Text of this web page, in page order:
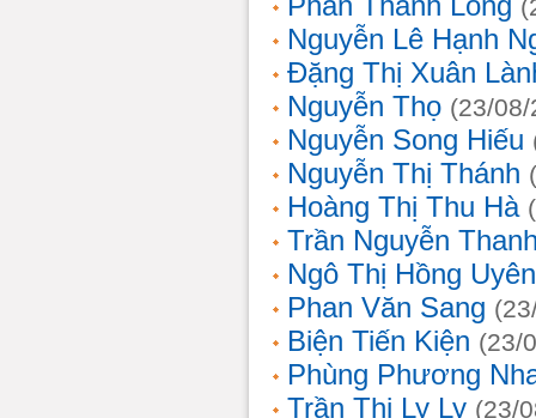
Nguyễn Lê Hạnh
Đặng Thị Xuân
Nguyễn Thọ (23/
Nguyễn Song Hiếu
Nguyễn Thị Thánh
Hoàng Thị Thu Hà
Trần Nguyễn
Ngô Thị Hồng Uyên
Phan Văn Sang
Biện Tiến Kiện (23/
Phùng Phương
Trần Thị Ly Ly (23/